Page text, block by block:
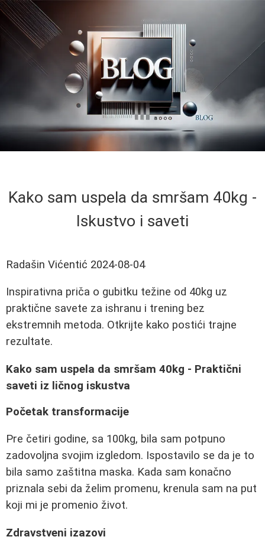
Kako sam uspela da smršam 40kg -
Iskustvo i saveti
Radašin Vićentić 2024-08-04
Inspirativna priča o gubitku težine od 40kg uz
praktične savete za ishranu i trening bez
ekstremnih metoda. Otkrijte kako postići trajne
rezultate.
Kako sam uspela da smršam 40kg - Praktični
saveti iz ličnog iskustva
Početak transformacije
Pre četiri godine, sa 100kg, bila sam potpuno
zadovoljna svojim izgledom. Ispostavilo se da je to
bila samo zaštitna maska. Kada sam konačno
priznala sebi da želim promenu, krenula sam na put
koji mi je promenio život.
Zdravstveni izazovi